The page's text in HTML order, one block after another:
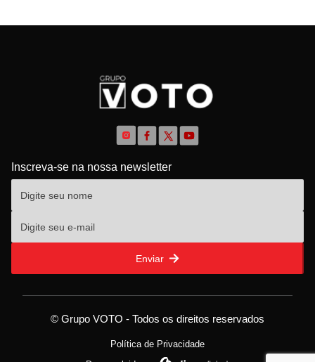
Inscreva-se na nossa newsletter
Enviar
© Grupo VOTO - Todos os direitos reservados
Política de Privacidade